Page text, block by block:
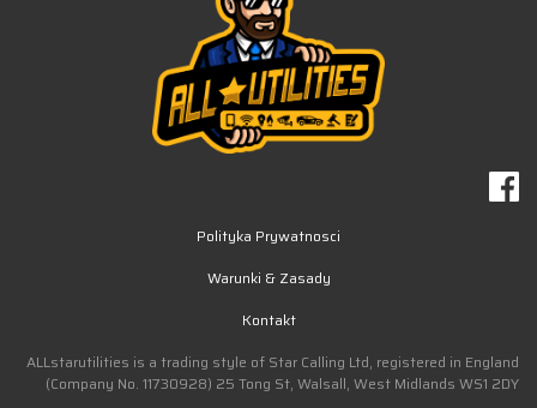
Polityka Prywatnosci
Warunki & Zasady
Kontakt
ALLstarutilities is a trading style of Star Calling Ltd, registered in England
(Company No. 11730928) 25 Tong St, Walsall, West Midlands WS1 2DY